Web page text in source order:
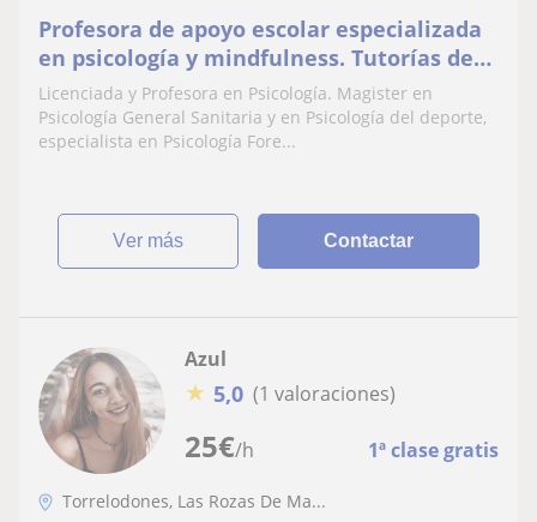
Profesora de apoyo escolar especializada
en psicología y mindfulness. Tutorías de
TFG y TFM
Licenciada y Profesora en Psicología. Magister en
Psicología General Sanitaria y en Psicología del deporte,
especialista en Psicología Fore...
ver más Contactar
25€/h 1ª clase gratis
Azul
★ 5,0 (1 valoraciones)
Torrelodones, Las Rozas De Ma...